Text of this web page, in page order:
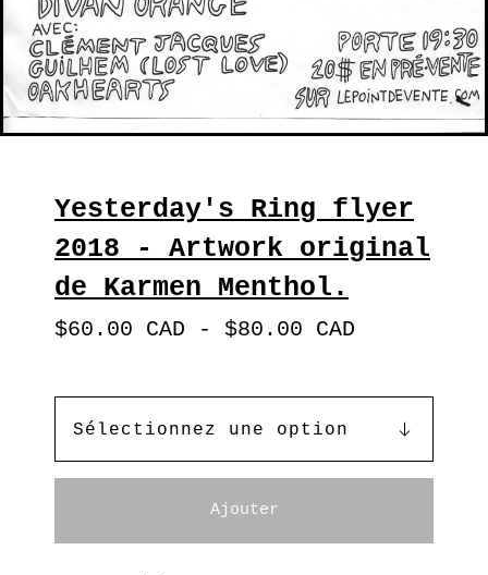
Yesterday's Ring flyer
2018 - Artwork original
de Karmen Menthol.
$60.00 CAD - $80.00 CAD
Ajouter